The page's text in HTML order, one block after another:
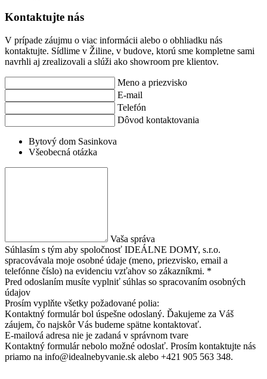
Kontaktujte nás
V prípade záujmu o viac informácii alebo o obhliadku nás
kontaktujte. Sídlime v Žiline, v budove, ktorú sme kompletne sami
navrhli aj zrealizovali a slúži ako showroom pre klientov.
Meno a priezvisko
E-mail
Telefón
Dôvod kontaktovania
Bytový dom Sasinkova
Všeobecná otázka
Vaša správa
Súhlasím s tým aby spoločnosť IDEÁLNE DOMY, s.r.o.
spracovávala moje osobné údaje (meno, priezvisko, email a
telefónne číslo) na evidenciu vzťahov so zákazníkmi. *
Pred odoslaním musíte vyplniť súhlas so spracovaním osobných
údajov
Prosím vyplňte všetky požadované polia:
Kontaktný formulár bol úspešne odoslaný. Ďakujeme za Váš
záujem, čo najskôr Vás budeme spätne kontaktovať.
E-mailová adresa nie je zadaná v správnom tvare
Kontaktný formulár nebolo možné odoslať. Prosím kontaktujte nás
priamo na info@idealnebyvanie.sk alebo +421 905 563 348.